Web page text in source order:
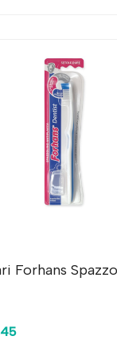
Forhans